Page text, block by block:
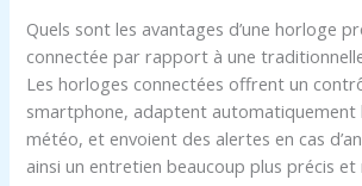
Quels sont les avantages d’une horloge
connectée par rapport à une
Les horloges connectées offrent un
smartphone, adaptent automatiquement
météo, et envoient des alertes en cas
ainsi un entretien beaucoup plus précis et